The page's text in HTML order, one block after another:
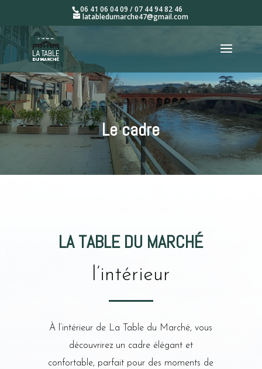
06 41 06 04 09 / 07 44 94 82 46
latabledumarche47@gmail.com
Le cadre
LA TABLE DU MARCHÉ
l’intérieur
À l’intérieur de La Table du Marché, vous
découvrirez un cadre élégant et
confortable, parfait pour des moments de